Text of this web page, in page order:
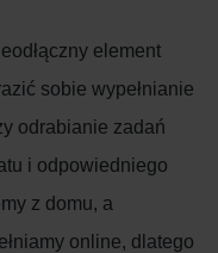
element
sobie wypełnianie
odrabianie zadań
i odpowiedniego
z domu, a
online, dlatego